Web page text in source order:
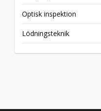
Optisk inspektion
Lödningsteknik